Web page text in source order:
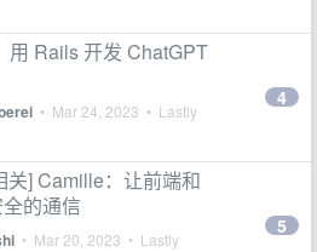
用 Rails 开发 ChatGPT
• Mar 24, 2023 • Lastly
4
关] Camille：让前端和
的通信
• Mar 20, 2023 • Lastly
5